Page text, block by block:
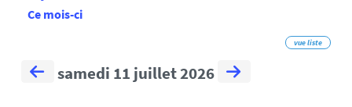
Ce mois-ci
vue liste
samedi 11 juillet 2026